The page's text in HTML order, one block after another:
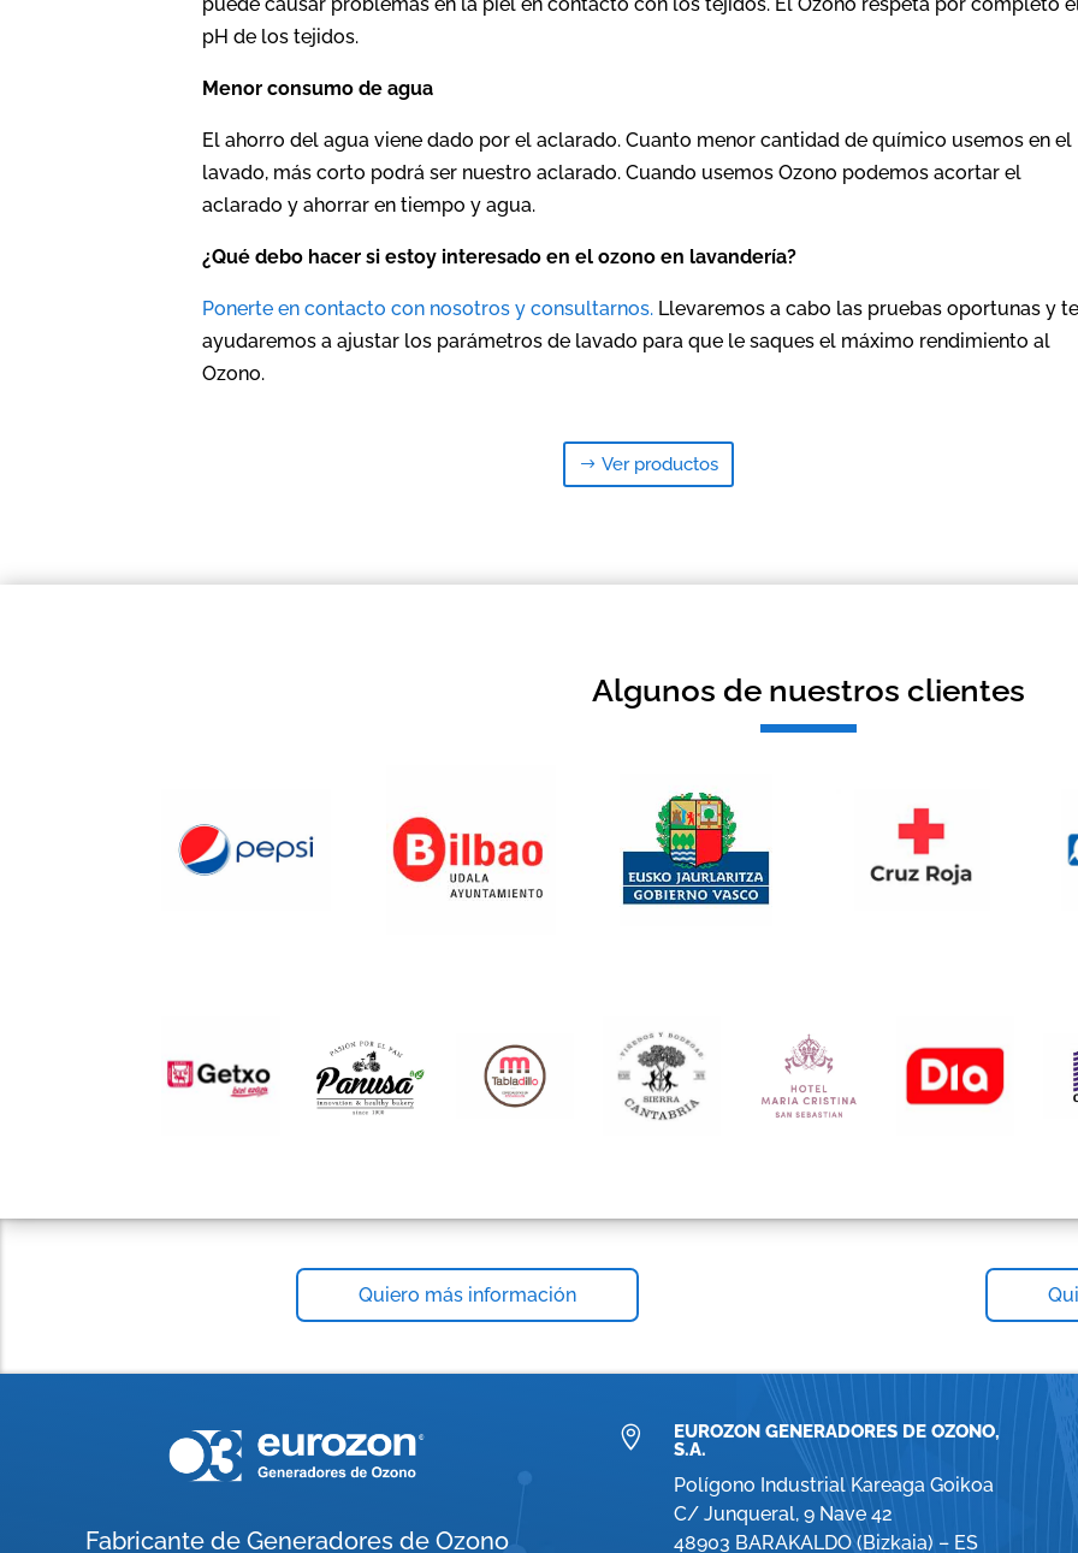
pH de los tejidos.
Menor consumo de agua
El ahorro del agua viene dado por el aclarado. Cuanto menor cantidad de químico usemos en el
lavado, más corto podrá ser nuestro aclarado. Cuando usemos Ozono podemos acortar el
aclarado y ahorrar en tiempo y agua.
¿Qué debo hacer si estoy interesado en el ozono en lavandería?
Ponerte en contacto con nosotros y consultarnos. Llevaremos a cabo las pruebas oportunas y te
ayudaremos a ajustar los parámetros de lavado para que le saques el máximo rendimiento al
Ozono.
Ver productos
Algunos de nuestros clientes
Quiero más información
Fabricante de Generadores de Ozono

EUROZON GENERADORES DE OZONO,
S.A.
Polígono Industrial Kareaga Goikoa
C/ Junqueral, 9 Nave 42
48903 BARAKALDO (Bizkaia) – ES